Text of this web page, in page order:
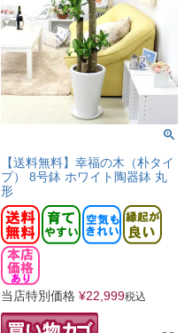
【送料無料】幸福の木（朴タイ
プ） 8号鉢 ホワイト陶器鉢 丸
形
当店特別価格 ¥22,999税込